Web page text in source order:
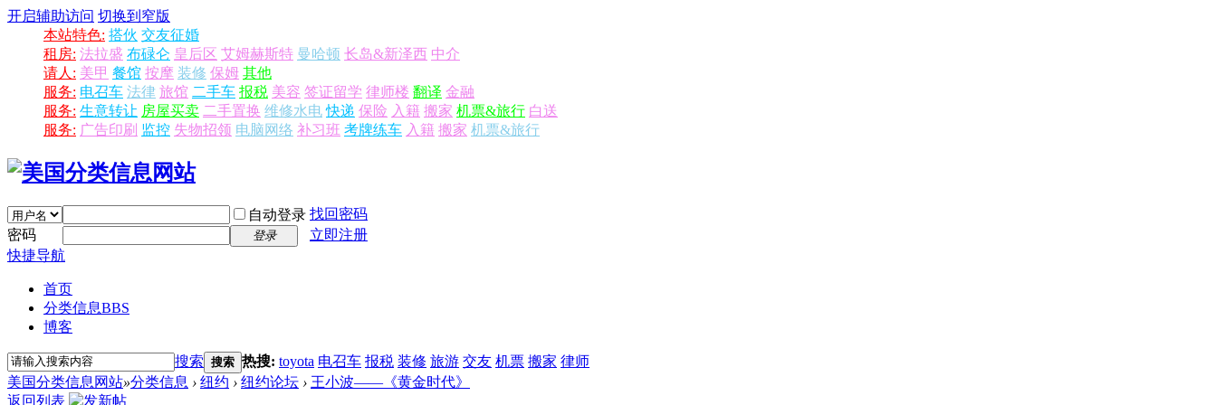
开启辅助访问 切换到窄版
本站特色: 搭伙 交友征婚
租房: 法拉盛 布碌仑 皇后区 艾姆赫斯特 曼哈顿 长岛&新泽西 中介
请人: 美甲 餐馆 按摩 装修 保姆 其他
服务: 电召车 法律 旅馆 二手车 报税 美容 签证留学 律师楼 翻译 金融
服务: 生意转让 房屋买卖 二手置换 维修水电 快递 保险 入籍 搬家 机票&旅行 白送
服务: 广告印刷 监控 失物招领 电脑网络 补习班 考牌练车 入籍 搬家 机票&旅行
自动登录 找回密码
密码
登录
立即注册
快捷导航
首页
分类信息BBS
博客
搜索 搜索 热搜: toyota 电召车 报税 装修 旅游 交友 机票 搬家 律师
美国分类信息网站»分类信息 › 纽约 › 纽约论坛 › 王小波——《黄金时代》
返回列表